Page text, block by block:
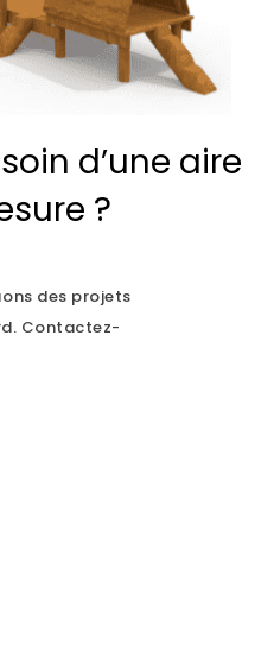
d’une aire
?
des projets
Contactez-